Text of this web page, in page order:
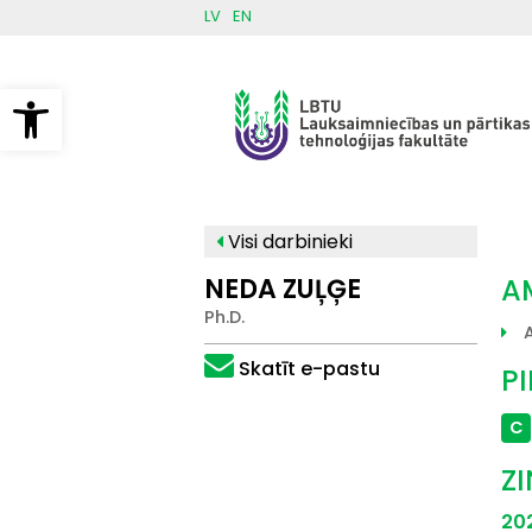
Open toolbar
LV EN
Visi darbinieki
NEDA ZUĻĢE
Ph.D.
Skatīt e-pastu
C